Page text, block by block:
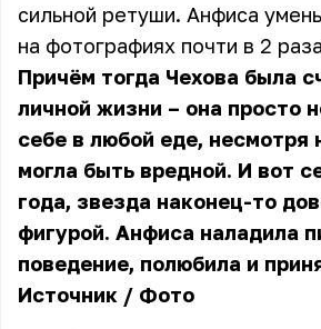
сильной ретуши. Анфиса
на фотографиях почти в 2
Причём тогда Чехова была
личной жизни – она просто
себе в любой еде, несмотря
могла быть вредной. И вот
года, звезда наконец-то
фигурой. Анфиса наладила
поведение, полюбила и
Источник / Фото